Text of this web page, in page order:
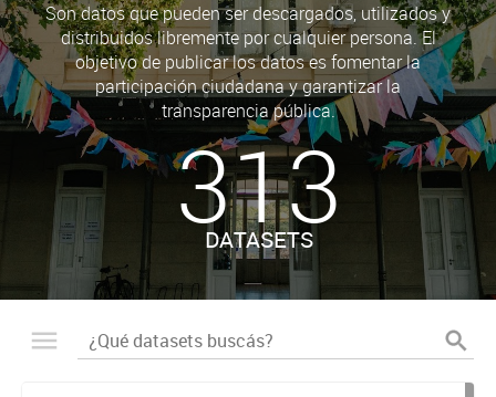
Son datos que pueden ser descargados, utilizados y
distribuidos libremente por cualquier persona. El
objetivo de publicar los datos es fomentar la
participación ciudadana y garantizar la
transparencia pública.
313
DATASETS